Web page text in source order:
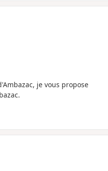
je vous propose